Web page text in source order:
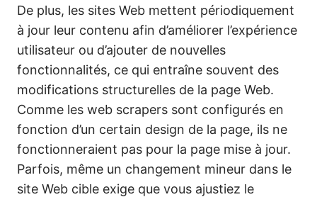
De plus, les sites Web mettent périodiquement
à jour leur contenu afin d’améliorer l’expérience
utilisateur ou d’ajouter de nouvelles
fonctionnalités, ce qui entraîne souvent des
modifications structurelles de la page Web.
Comme les web scrapers sont configurés en
fonction d’un certain design de la page, ils ne
fonctionneraient pas pour la page mise à jour.
Parfois, même un changement mineur dans le
site Web cible exige que vous ajustiez le